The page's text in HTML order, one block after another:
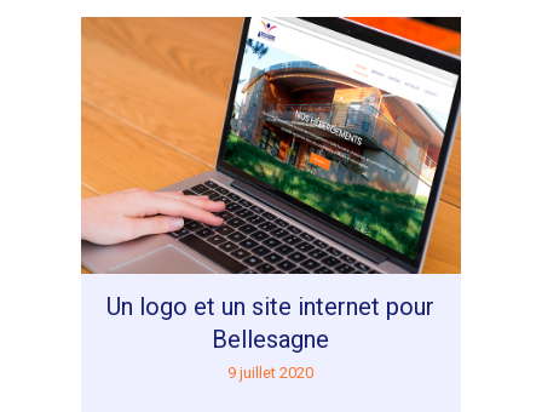
Bellesagne
:
faciliter
la
découverte
professionnelle
des
jeunes
Un logo et un site internet pour
Bellesagne
9 juillet 2020